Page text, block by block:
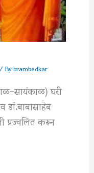
brambedkar
सायंकाळ) घरी
प्रज्वलित करून